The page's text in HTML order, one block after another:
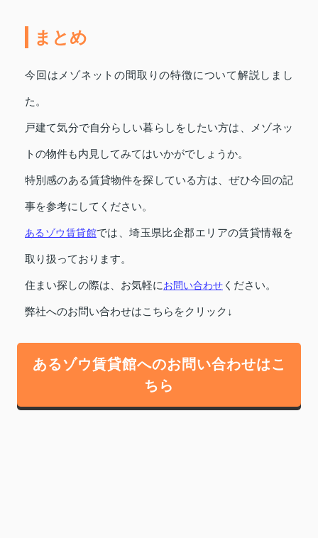
まとめ
今回はメゾネットの間取りの特徴について解説しまし
た。
戸建て気分で自分らしい暮らしをしたい方は、メゾネッ
トの物件も内見してみてはいかがでしょうか。
特別感のある賃貸物件を探している方は、ぜひ今回の記
事を参考にしてください。
あるゾウ賃貸館では、埼玉県比企郡エリアの賃貸情報を
取り扱っております。
住まい探しの際は、お気軽にお問い合わせ ください。
弊社へのお問い合わせはこちらをクリック↓
あるゾウ賃貸館へのお問い合わせはこ
ちら